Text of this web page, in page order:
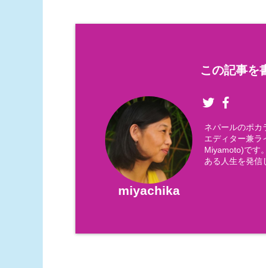
この記事を
miyachika
ネパールのポカ
エディター兼ラ
Miyamoto)です
ある人生を発信